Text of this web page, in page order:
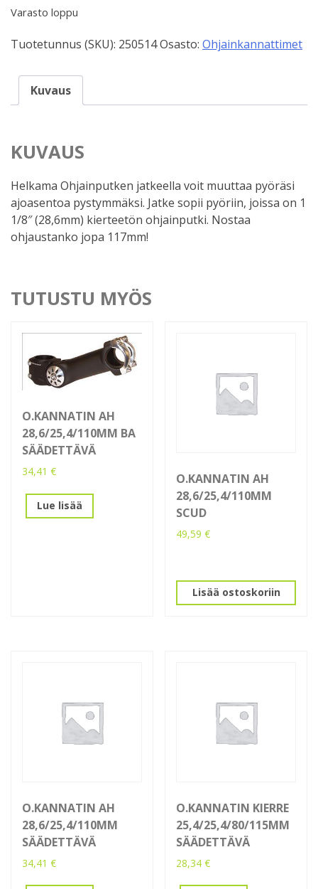
Varasto loppu
Tuotetunnus (SKU): 250514Osasto: Ohjainkannattimet
Kuvaus
KUVAUS
Helkama Ohjainputken jatkeella voit muuttaa pyöräsi
ajoasentoa pystymmäksi. Jatke sopii pyöriin, joissa on 1
1/8″ (28,6mm) kierteetön ohjainputki. Nostaa
ohjaustanko jopa 117mm!
TUTUSTU MYÖS
O.KANNATIN AH
28,6/25,4/110MM BA
SÄÄDETTÄVÄ
34,41 €
Lue lisää
O.KANNATIN AH
28,6/25,4/110MM
SCUD
49,59€
Lisää ostoskoriin
O.KANNATIN AH
28,6/25,4/110MM
SÄÄDETTÄVÄ
34,41 €
O.KANNATIN KIERRE
25,4/25,4/80/115MM
SÄÄDETTÄVÄ
28,34€